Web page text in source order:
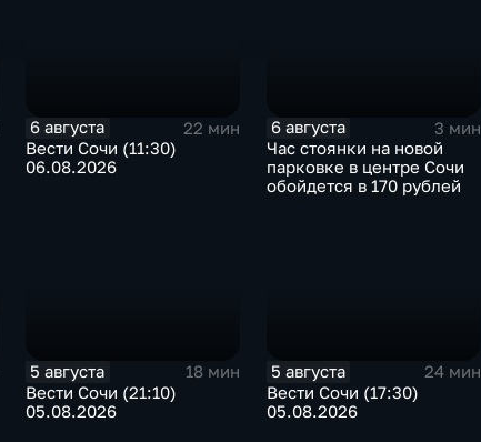
6 августа
22 мин
Вести Сочи (11:30)
06.08.2026
6 августа
3 мин
Час стоянки на новой
парковке в центре Сочи
обойдется в 170 рублей
5 августа
18 мин
Вести Сочи (21:10)
05.08.2026
5 августа
24 мин
Вести Сочи (17:30)
05.08.2026